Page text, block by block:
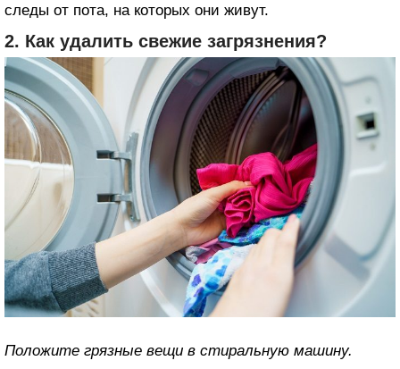
следы от пота, на которых они живут.
2. Как удалить свежие загрязнения?
Положите грязные вещи в стиральную машину.